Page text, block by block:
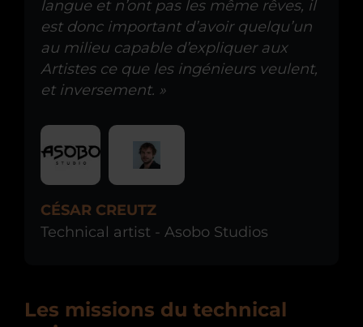
langue et n’ont pas les même rêves, il
est donc important d’avoir quelqu’un
au milieu capable d’expliquer aux
Artistes ce que les ingénieurs veulent,
et inversement. »
CÉSAR CREUTZ
Technical artist - Asobo Studios
Les missions du technical